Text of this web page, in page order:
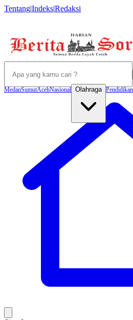
Tentang|Indeks|Redaksi
MedanSumutAcehNasional Olahraga Pendidikan